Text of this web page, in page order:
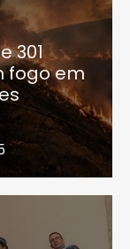
301
fogo em